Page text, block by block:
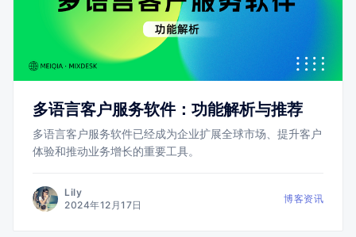
多语言客户服务软件：功能解析与推荐
多语言客户服务软件已经成为企业扩展全球市场、提升客户
体验和推动业务增长的重要工具。
Lily
2024年12月17日
博客资讯